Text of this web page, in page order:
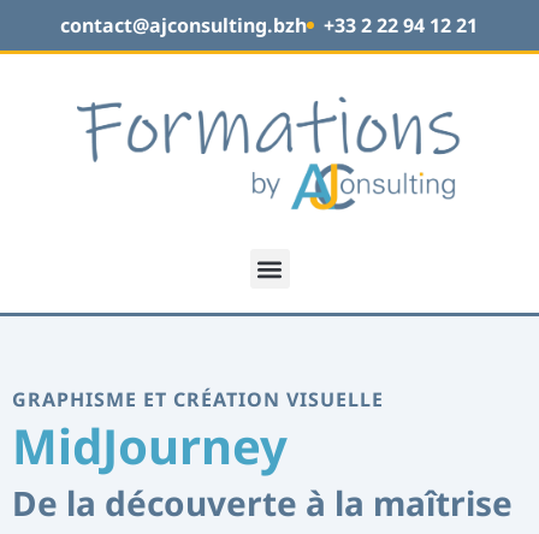
contact@ajconsulting.bzh +33 2 22 94 12 21
GRAPHISME ET CRÉATION VISUELLE
MidJourney
De la découverte à la maîtrise